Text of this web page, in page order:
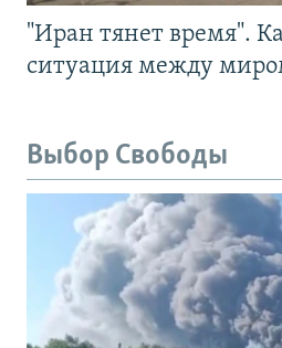
"Иран тянет время".
ситуация между
Выбор Свободы